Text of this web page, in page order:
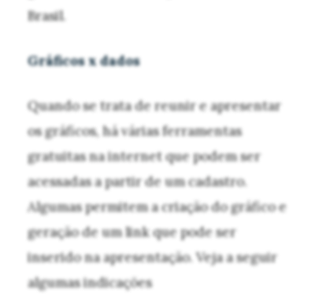
Brasil.
Gráficos x dados
Quando se trata de reunir e apresentar
os gráficos, há várias ferramentas
gratuitas na internet que podem ser
acessadas a partir de um cadastro.
Algumas permitem a criação do gráfico e
geração de um link que pode ser
inserido na apresentação. Veja a seguir
algumas indicações